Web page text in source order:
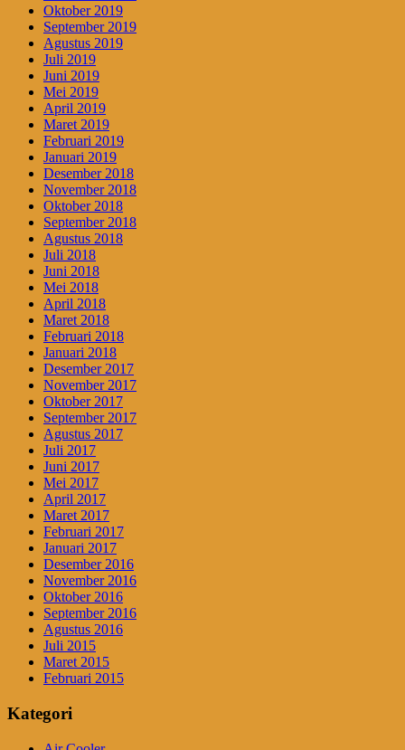
Oktober 2019
September 2019
Agustus 2019
Juli 2019
Juni 2019
Mei 2019
April 2019
Maret 2019
Februari 2019
Januari 2019
Desember 2018
November 2018
Oktober 2018
September 2018
Agustus 2018
Juli 2018
Juni 2018
Mei 2018
April 2018
Maret 2018
Februari 2018
Januari 2018
Desember 2017
November 2017
Oktober 2017
September 2017
Agustus 2017
Juli 2017
Juni 2017
Mei 2017
April 2017
Maret 2017
Februari 2017
Januari 2017
Desember 2016
November 2016
Oktober 2016
September 2016
Agustus 2016
Juli 2015
Maret 2015
Februari 2015
Kategori